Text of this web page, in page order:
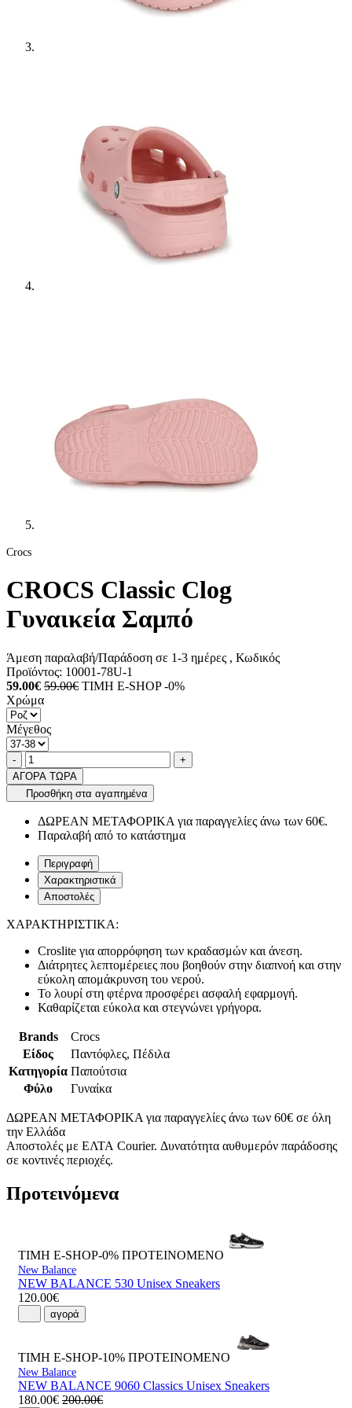
Crocs
CROCS Classic Clog
Γυναικεία Σαμπό
Άμεση παραλαβή/Παράδοση σε 1-3 ημέρες , Κωδικός
Προϊόντος: 10001-78U-1
59.00€ 59.00€ ΤΙΜΗ E-SHOP -0%
Χρώμα
Μέγεθος
Ποσότητα
-product.increase.quantity +
ΑΓΟΡΑ ΤΩΡΑ
Προσθήκη στα αγαπημένα
ΔΩΡΕΑΝ ΜΕΤΑΦΟΡΙΚΑ για παραγγελίες άνω των 60€.
Παραλαβή από το κατάστημα
Περιγραφή
Χαρακτηριστικά
Αποστολές
ΧΑΡΑΚΤΗΡΙΣΤΙΚΑ:
Croslite για απορρόφηση των κραδασμών και άνεση.
Διάτρητες λεπτομέρειες που βοηθούν στην διαπνοή και στην
εύκολη απομάκρυνση του νερού.
Το λουρί στη φτέρνα προσφέρει ασφαλή εφαρμογή.
Καθαρίζεται εύκολα και στεγνώνει γρήγορα.
Brands
Crocs
Είδος
Παντόφλες, Πέδιλα
Κατηγορία Παπούτσια
Φύλο
Γυναίκα
ΔΩΡΕΑΝ ΜΕΤΑΦΟΡΙΚΑ για παραγγελίες άνω των 60€ σε όλη
την Ελλάδα
Αποστολές με ΕΛΤΑ Courier. Δυνατότητα αυθυμερόν παράδοσης
σε κοντινές περιοχές.
Προτεινόμενα
ΤΙΜΗ E-SHOP-0% ΠΡΟΤΕΙΝΟΜΕΝΟ
New Balance
NEW BALANCE 530 Unisex Sneakers
120.00€
αγορά
ΤΙΜΗ E-SHOP-10% ΠΡΟΤΕΙΝΟΜΕΝΟ
New Balance
NEW BALANCE 9060 Classics Unisex Sneakers
180.00€ 200.00€